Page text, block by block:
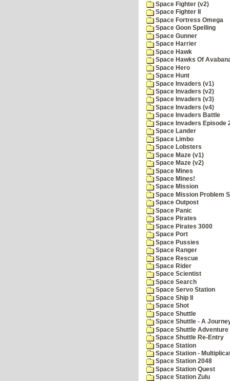
Space Fighter (v2)
Space Fighter II
Space Fortress Omega
Space Goon Spelling
Space Gunner
Space Harrier
Space Hawk
Space Hawks Of
Space Hero
Space Hunt
Space Invaders (v1)
Space Invaders (v2)
Space Invaders (v3)
Space Invaders (v4)
Space Invaders Battle
Space Invaders Episode
Space Lander
Space Limbo
Space Lobsters
Space Maze (v1)
Space Maze (v2)
Space Mines
Space Mines!
Space Mission
Space Mission Problem
Space Outpost
Space Panic
Space Pirates
Space Pirates 3000
Space Port
Space Pussies
Space Ranger
Space Rescue
Space Rider
Space Scientist
Space Search
Space Servo Station
Space Ship II
Space Shot
Space Shuttle
Space Shuttle - A
Space Shuttle Adventure
Space Shuttle Re-Entry
Space Station
Space Station -
Space Station 2048
Space Station Quest
Space Station Zulu